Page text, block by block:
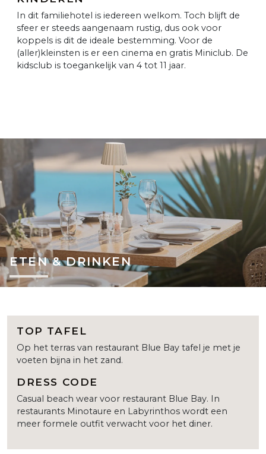
In dit familiehotel is iedereen welkom. Toch blijft de
sfeer er steeds aangenaam rustig, dus ook voor
koppels is dit de ideale bestemming. Voor de
(aller)kleinsten is er een cinema en gratis Miniclub. De
kidsclub is toegankelijk van 4 tot 11 jaar.
ETEN & DRINKEN
TOP TAFEL
Op het terras van restaurant Blue Bay tafel je met je
voeten bijna in het zand.
DRESS CODE
Casual beach wear voor restaurant Blue Bay. In
restaurants Minotaure en Labyrinthos wordt een
meer formele outfit verwacht voor het diner.